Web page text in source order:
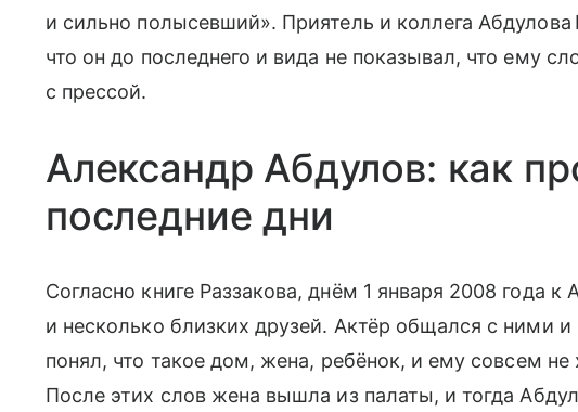
и сильно полысевший». Приятель и коллега
что он до последнего и вида не показывал, что ему
с прессой.
Александр Абдулов: как
последние дни
Согласно книге Раззакова, днём 1 января 2008 года
и несколько близких друзей. Актёр общался с ними
понял, что такое дом, жена, ребёнок, и ему совсем не
После этих слов жена вышла из палаты, и тогда